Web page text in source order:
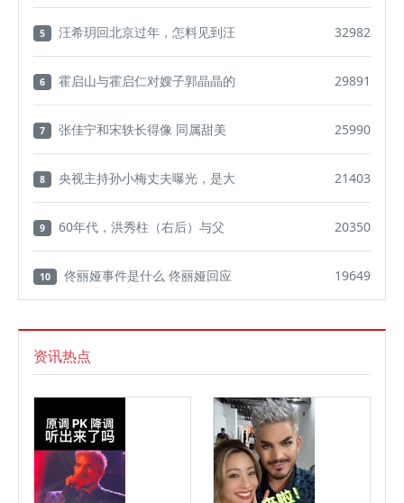
5 汪希玥回北京过年，怎料见到汪 32982
6 霍启山与霍启仁对嫂子郭晶晶的 29891
7 张佳宁和宋轶长得像 同属甜美 25990
8 央视主持孙小梅丈夫曝光，是大 21403
9 60年代，洪秀柱（右后）与父 20350
10 佟丽娅事件是什么 佟丽娅回应 19649
资讯热点